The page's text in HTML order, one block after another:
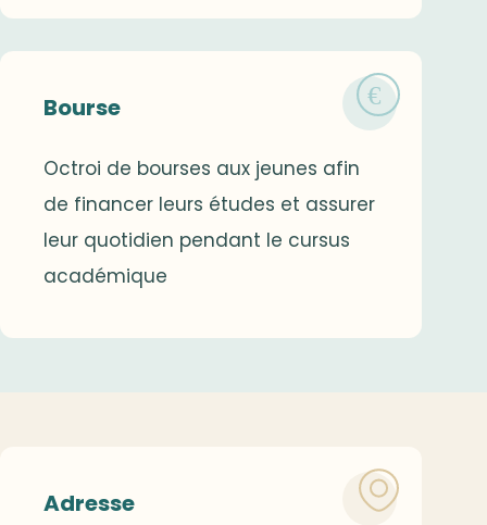
Bourse
Octroi de bourses aux jeunes afin
de financer leurs études et assurer
leur quotidien pendant le cursus
académique
Adresse